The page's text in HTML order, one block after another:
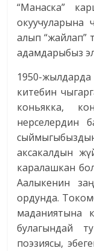
“Манаска”
окуучуларына
алып “жайлап”
адамдарыбыз
1950-жылдарда
китебин
коньякка,
нерселердин
аксакалдын
каралашкан
Аалыкенин
ордунда.
маданиятына
булагындай
поэзиясы,